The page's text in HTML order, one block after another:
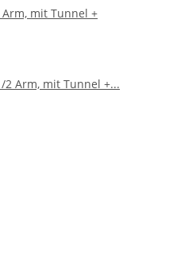
mit Tunnel +